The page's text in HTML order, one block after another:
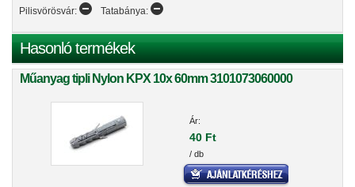
Pilisvörösvár:
Tatabánya:
Hasonló termékek
Műanyag tipli Nylon KPX 10x 60mm 3101073060000
Ár:
40 Ft
/ db